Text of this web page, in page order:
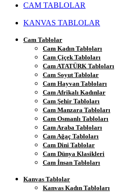
CAM TABLOLAR
KANVAS TABLOLAR
Cam Tablolar
Cam Kadın Tabloları
Cam Çiçek Tabloları
Cam ATATÜRK Tabloları
Cam Soyut Tablolar
Cam Hayvan Tabloları
Cam Afrikalı Kadınlar
Cam Şehir Tabloları
Cam Manzara Tabloları
Cam Osmanlı Tabloları
Cam Araba Tabloları
Cam Ağaç Tabloları
Cam Dini Tablolar
Cam Dünya Klasikleri
Cam İnsan Tabloları
Kanvas Tablolar
Kanvas Kadın Tabloları